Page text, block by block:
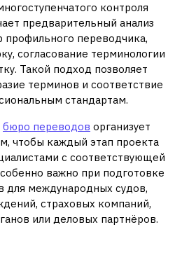
контроля
предварительный анализ
профильного переводчика,
согласование терминологии
Такой подход позволяет
терминов и соответствие
стандартам.
бюро переводов организует
чтобы каждый этап проекта
с соответствующей
важно при подготовке
для международных судов,
страховых компаний,
или деловых партнёров.